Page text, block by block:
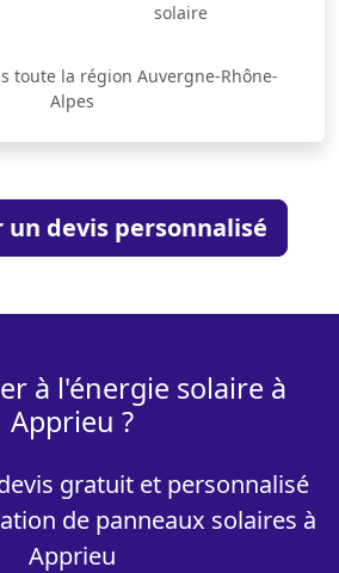
solaire
toute la région Auvergne-Rhône-
Alpes
un devis personnalisé
à l'énergie solaire à
Apprieu ?
gratuit et personnalisé
de panneaux solaires à
Apprieu